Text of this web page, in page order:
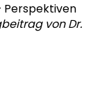
Perspektiven
von Dr.